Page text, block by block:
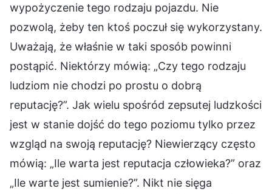
wypożyczenie tego rodzaju pojazdu. Nie
pozwolą, żeby ten ktoś poczuł się wykorzystany.
Uważają, że właśnie w taki sposób powinni
postąpić. Niektórzy mówią: „Czy tego rodzaju
ludziom nie chodzi po prostu o dobrą
reputację?”. Jak wielu spośród zepsutej ludzkości
jest w stanie dojść do tego poziomu tylko przez
wzgląd na swoją reputację? Niewierzący często
mówią: „Ile warta jest reputacja człowieka?” oraz
„Ile warte jest sumienie?”. Nikt nie sięga